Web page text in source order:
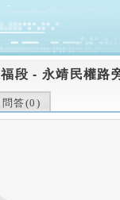
段 - 永靖民權路
問答(0 )